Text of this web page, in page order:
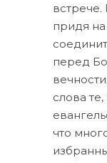
встрече.
придя
перед
слова
что